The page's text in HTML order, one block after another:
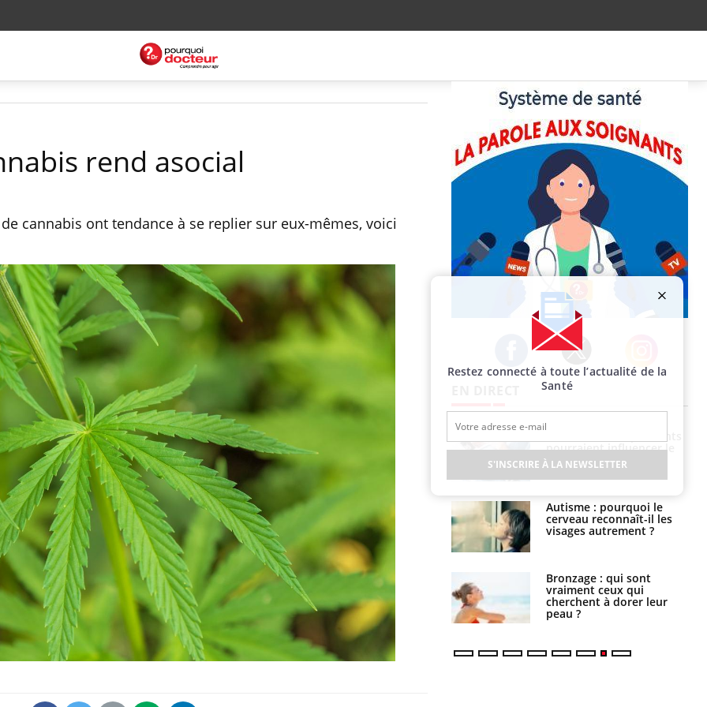
rend asocial
cannabis ont tendance à se replier sur eux-mêmes, voici
Facebook Twitter Instagram
Bilan prévention : ce que
les kinés pourront
bientôt faire
TDAH : quel est ce
traitement autorisé aux
États-Unis ?
Cerveau : le mystère de la
"madeleine de Proust"
enfin expliqué
nouvelles
recommandations de la
Insuffisance cardiaque :
comment mieux la
prévenir
Le décalage des horaires
d'été : quel impact sur le
sommeil ?
pourraient influencer le
poids des enfants
Autisme : pourquoi le
cerveau reconnaît-il les
visages autrement ?
Bronzage : qui sont
vraiment ceux qui
cherchent à dorer leur
peau ?
Restez connecté à toute l’actualité de la
Santé
S'INSCRIRE À LA NEWSLETTER